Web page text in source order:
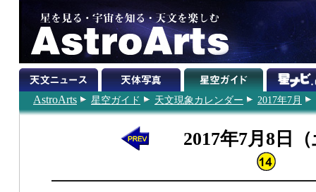
AstroArts 星空ガイド 天文現象カレンダー 2017年7月
2017年7月8日